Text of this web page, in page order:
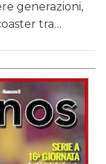
generazioni,
tra…